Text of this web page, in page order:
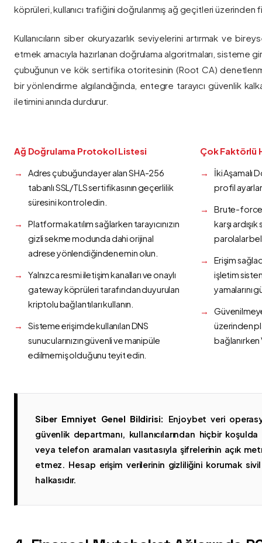
köprüleri, kullanıcı trafiğini doğrulanmış ağ geçitleri üzerinden
Kullanıcıların siber okuryazarlık seviyelerini artırmak ve
etmek amacıyla hazırlanan doğrulama algoritmaları, sisteme
çubuğunun ve kök sertifika otoritesinin (Root CA)
bir yönlendirme algılandığında, entegre tarayıcı güvenlik
iletimini anında durdurur.
Ağ Doğrulama Protokol Listesi
Adres çubuğunda yer alan SHA-256
tabanlı SSL/TLS sertifikasının geçerlilik
süresini kontrol edin.
Platforma katılım sağlarken tarayıcınızın
gizli sekme modunda dahi orijinal
adrese yönlendiğinden emin olun.
Yalnızca resmi iletişim kanalları ve onaylı
gateway köprüleri tarafından duyurulan
kriptolu bağlantıları kullanın.
Sisteme erişimde kullanılan DNS
sunucularınızın güvenli ve manipüle
edilmemiş olduğunu teyit edin.
Çok Faktörlü
İki Aşamalı
profil
Brute-force
karşı
parolalar
Erişim
işletim
yamalarını
üzerinden
bağlanırken
Siber Emniyet Genel Bildirisi:
Enjoybet veri
güvenlik departmanı, kullanıcılarından hiçbir
veya telefon aramaları vasıtasıyla şifrelerinin açık
etmez. Hesap erişim verilerinin gizliliğini korumak
halkasıdır.